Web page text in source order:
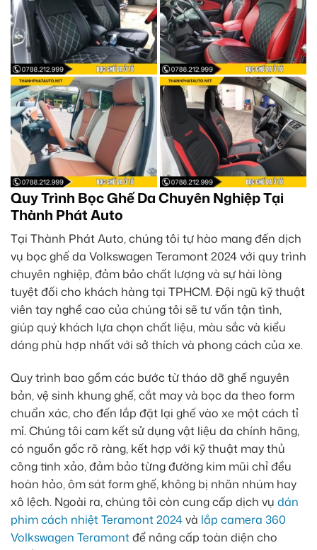
Quy Trình Bọc Ghế Da Chuyên Nghiệp Tại
Thành Phát Auto
Tại Thành Phát Auto, chúng tôi tự hào mang đến dịch
vụ bọc ghế da Volkswagen Teramont 2024 với quy trình
chuyên nghiệp, đảm bảo chất lượng và sự hài lòng
tuyệt đối cho khách hàng tại TPHCM. Đội ngũ kỹ thuật
viên tay nghề cao của chúng tôi sẽ tư vấn tận tình,
giúp quý khách lựa chọn chất liệu, màu sắc và kiểu
dáng phù hợp nhất với sở thích và phong cách của xe.
Quy trình bao gồm các bước từ tháo dỡ ghế nguyên
bản, vệ sinh khung ghế, cắt may và bọc da theo form
chuẩn xác, cho đến lắp đặt lại ghế vào xe một cách tỉ
mỉ. Chúng tôi cam kết sử dụng vật liệu da chính hãng,
có nguồn gốc rõ ràng, kết hợp với kỹ thuật may thủ
công tinh xảo, đảm bảo từng đường kim mũi chỉ đều
hoàn hảo, ôm sát form ghế, không bị nhăn nhúm hay
xô lệch. Ngoài ra, chúng tôi còn cung cấp dịch vụ dán
phim cách nhiệt Teramont 2024và lắp camera 360
Volkswagen Teramontđể nâng cấp toàn diện cho